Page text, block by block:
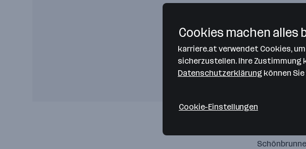
Cookies machen alles
karriere.at verwendet Cookies,
sicherzustellen. Ihre Zustimmung
Datenschutzerklärung können
Cookie-Einstellungen